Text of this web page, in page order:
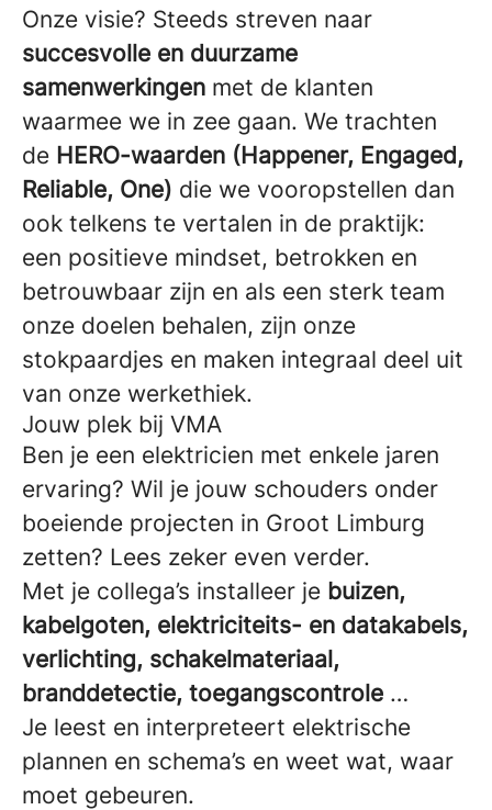
Onze visie? Steeds streven naar
succesvolle en duurzame
samenwerkingen met de klanten
waarmee we in zee gaan. We trachten
de HERO-waarden (Happener, Engaged,
Reliable, One) die we vooropstellen dan
ook telkens te vertalen in de praktijk:
een positieve mindset, betrokken en
betrouwbaar zijn en als een sterk team
onze doelen behalen, zijn onze
stokpaardjes en maken integraal deel uit
van onze werkethiek.
Jouw plek bij VMA
Ben je een elektricien met enkele jaren
ervaring? Wil je jouw schouders onder
boeiende projecten in Groot Limburg
zetten? Lees zeker even verder.
Met je collega’s installeer je buizen,
kabelgoten, elektriciteits- en datakabels,
verlichting, schakelmateriaal,
branddetectie, toegangscontrole …
Je leest en interpreteert elektrische
plannen en schema’s en weet wat, waar
moet gebeuren.